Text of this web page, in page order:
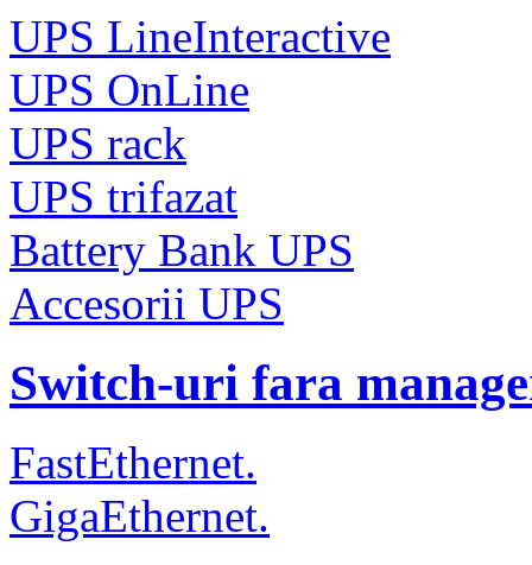
UPS LineInteractive
UPS OnLine
UPS rack
UPS trifazat
Battery Bank UPS
Accesorii UPS
Switch-uri fara
FastEthernet.
GigaEthernet.